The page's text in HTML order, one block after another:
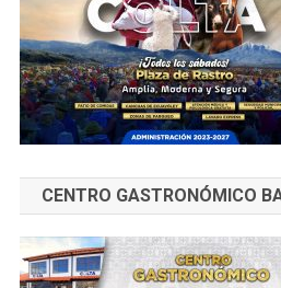
CENTRO GASTRONÓMICO